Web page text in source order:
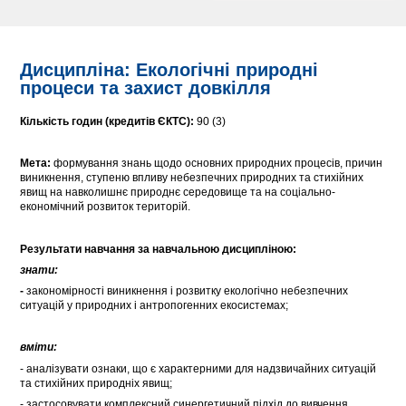
Дисципліна: Екологічні природні
процеси та захист довкілля
Кількість годин (кредитів ЄКТС):90 (3)
Мета:формування знань щодо основних природних процесів, причин
виникнення, ступеню впливу небезпечних природних та стихійних
явищ на навколишнє природнє середовище та на соціально-
економічний розвиток територій.
Результати навчання за навчальною дисципліною:
знати:
-закономірності виникнення і розвитку екологічно небезпечних
ситуацій у природних і антропогенних екосистемах;
вміти:
- аналізувати ознаки, що є характерними для надзвичайних ситуацій
та стихійних природніх явищ;